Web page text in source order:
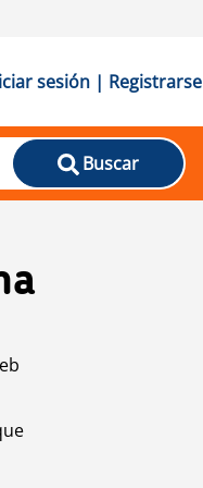
sesión | Registrarse
Buscar